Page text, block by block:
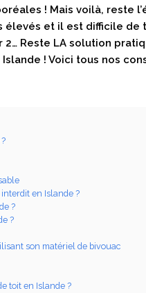
! Mais voilà, reste
élevés et il est difficile de
2… Reste LA solution
! Voici tous nos
en Islande ?
?
?
son matériel de bivouac
toit en Islande ?